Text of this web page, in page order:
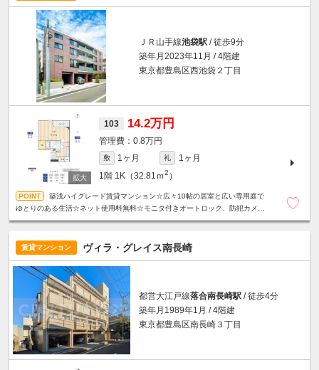
ＪＲ山手線池袋駅 / 徒歩9分
築年月2023年11月 / 4階建
東京都豊島区西池袋２丁目
103 14.2万円
0.8万円
敷 1ヶ月 礼
1ヶ月
1階 1K（32.81ｍ2 ）
築浅ハイグレード賃貸マンション☆広々10帖の居室と広い専用庭で
ゆとりのある生活☆ネット使用料無料☆モニタ付きオートロック、防犯カメ
賃貸マンション ヴィラ・グレイス南長崎
都営大江戸線落合南長崎駅 / 徒歩4分
築年月1989年1月 / 4階建
東京都豊島区南長崎３丁目